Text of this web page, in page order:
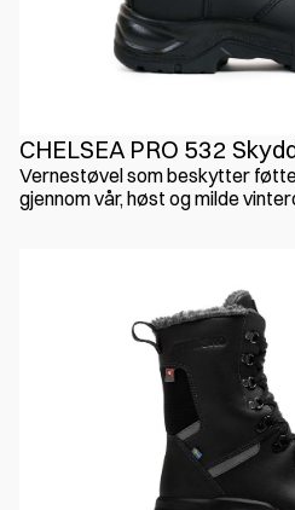
CHELSEA PRO 532
Vernestøvel som beskytter
gjennom vår, høst og milde